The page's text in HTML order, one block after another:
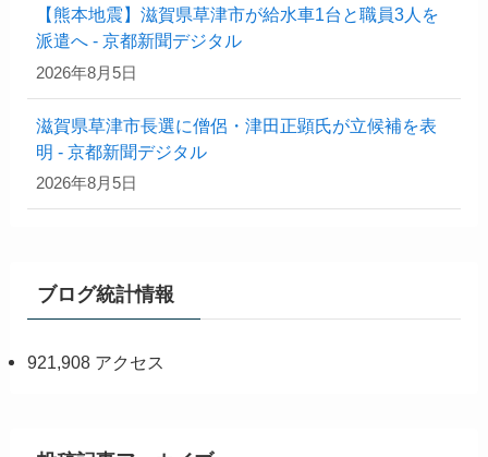
【熊本地震】滋賀県草津市が給水車1台と職員3人を
派遣へ - 京都新聞デジタル
2026年8月5日
滋賀県草津市長選に僧侶・津田正顕氏が立候補を表
明 - 京都新聞デジタル
2026年8月5日
ブログ統計情報
921,908 アクセス